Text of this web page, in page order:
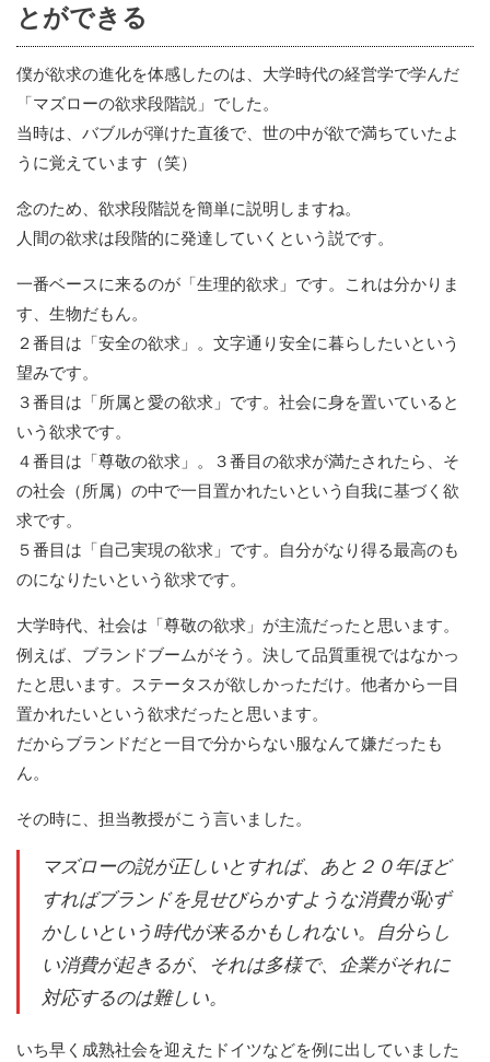
とができる
僕が欲求の進化を体感したのは、大学時代の経営学で学んだ
「マズローの欲求段階説」でした。
当時は、バブルが弾けた直後で、世の中が欲で満ちていたよ
うに覚えています（笑）
念のため、欲求段階説を簡単に説明しますね。
人間の欲求は段階的に発達していくという説です。
一番ベースに来るのが「生理的欲求」です。これは分かりま
す、生物だもん。
２番目は「安全の欲求」。文字通り安全に暮らしたいという
望みです。
３番目は「所属と愛の欲求」です。社会に身を置いていると
いう欲求です。
４番目は「尊敬の欲求」。３番目の欲求が満たされたら、そ
の社会（所属）の中で一目置かれたいという自我に基づく欲
求です。
５番目は「自己実現の欲求」です。自分がなり得る最高のも
のになりたいという欲求です。
大学時代、社会は「尊敬の欲求」が主流だったと思います。
例えば、ブランドブームがそう。決して品質重視ではなかっ
たと思います。ステータスが欲しかっただけ。他者から一目
置かれたいという欲求だったと思います。
だからブランドだと一目で分からない服なんて嫌だったも
ん。
その時に、担当教授がこう言いました。
マズローの説が正しいとすれば、あと２０年ほど
すればブランドを見せびらかすような消費が恥ず
かしいという時代が来るかもしれない。自分らし
い消費が起きるが、それは多様で、企業がそれに
対応するのは難しい。
いち早く成熟社会を迎えたドイツなどを例に出していました